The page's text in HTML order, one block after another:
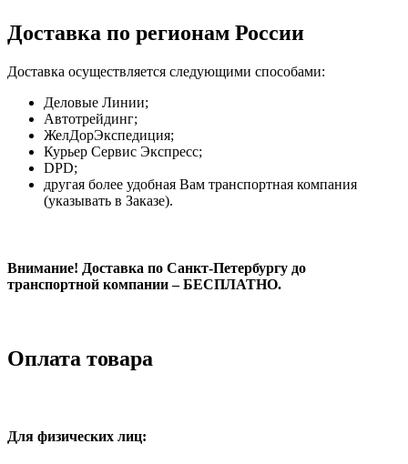
Доставка по регионам России
Доставка осуществляется следующими способами:
Деловые Линии;
Автотрейдинг;
ЖелДорЭкспедиция;
Курьер Сервис Экспресс;
DPD;
другая более удобная Вам транспортная компания
(указывать в Заказе).
Внимание! Доставка по Санкт-Петербургу до
транспортной компании – БЕСПЛАТНО.
Оплата товара
Для физических лиц: